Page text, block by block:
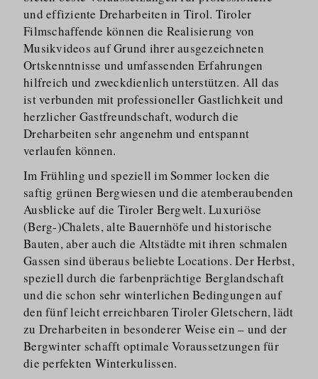
und effiziente Dreharbeiten in Tirol. Tiroler
Filmschaffende können die Realisierung von
Musikvideos auf Grund ihrer ausgezeichneten
Ortskenntnisse und umfassenden Erfahrungen
hilfreich und zweckdienlich unterstützen. All das
ist verbunden mit professioneller Gastlichkeit und
herzlicher Gastfreundschaft, wodurch die
Dreharbeiten sehr angenehm und entspannt
verlaufen können.
Im Frühling und speziell im Sommer locken die
saftig grünen Bergwiesen und die atemberaubenden
Ausblicke auf die Tiroler Bergwelt. Luxuriöse
(Berg-)Chalets, alte Bauernhöfe und historische
Bauten, aber auch die Altstädte mit ihren schmalen
Gassen sind überaus beliebte Locations. Der Herbst,
speziell durch die farbenprächtige Berglandschaft
und die schon sehr winterlichen Bedingungen auf
den fünf leicht erreichbaren Tiroler Gletschern, lädt
zu Dreharbeiten in besonderer Weise ein – und der
Bergwinter schafft optimale Voraussetzungen für
die perfekten Winterkulissen.